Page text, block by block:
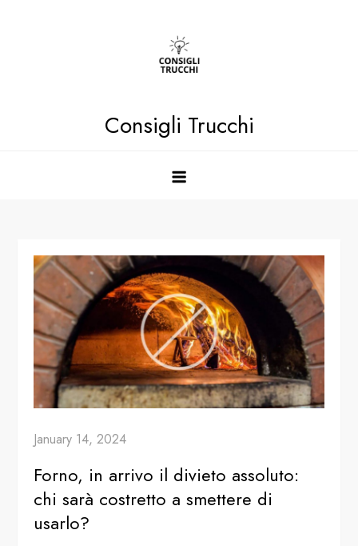
Consigli Trucchi
January 14, 2024
Forno, in arrivo il divieto assoluto:
chi sarà costretto a smettere di
usarlo?